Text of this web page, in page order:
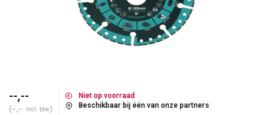
--,--
(--,-- Incl. btw)
Niet op voorraad
Beschikbaar bij één van onze partners